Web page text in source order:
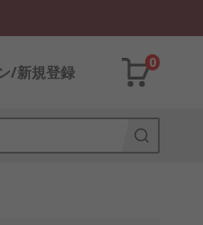
/新規登録
0